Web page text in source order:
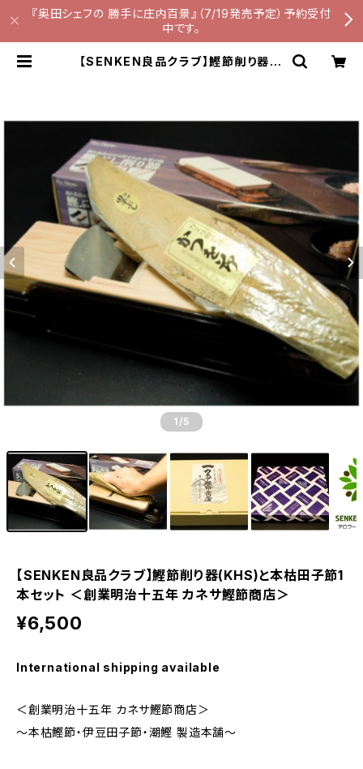
『奥田シェフの 勝手に庄内百景』（7/19発売予定）予約受付
中です。
【SENKEN良品クラブ】鰹節削り器(K
1 /5
【SENKEN良品クラブ】鰹節削り器(KHS)と本枯田子節1
本セット ＜創業明治十五年 カネサ鰹節商店＞
¥6,500
International shipping available
＜創業明治十五年 カネサ鰹節商店＞
～本枯鰹節・伊豆田子節・潮鰹 製造本舗～